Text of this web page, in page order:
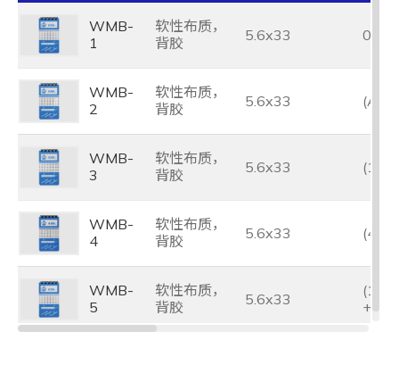
WMB-
1
软性布质，
背胶
5.6x33 0~9
WMB-
2
软性布质，
背胶
5.6x33
WMB-
3
软性布质，
背胶
5.6x33
WMB-
4
软性布质，
背胶
5.6x33
WMB-
5
软性布质，
背胶
5.6x33
+, -,